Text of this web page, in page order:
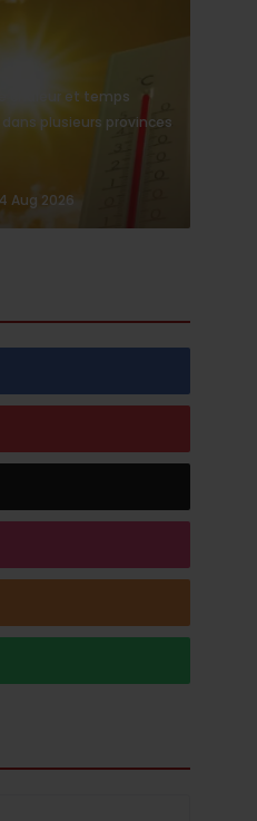
chaleur et temps
plusieurs provinces
4 Aug 2026